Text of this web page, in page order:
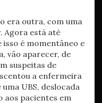
era outra, com uma
Agora está até
isso é momentâneo e
vão aparecer, de
suspeitas de
a enfermeira
UBS, deslocada
aos pacientes em